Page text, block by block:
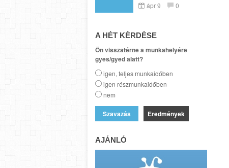
ápr 9 0
A HÉT KÉRDÉSE
Ön visszatérne a munkahelyére
gyes/gyed alatt?
igen, teljes munkaidőben
igen részmunkaidőben
nem
Eredmények
AJÁNLÓ